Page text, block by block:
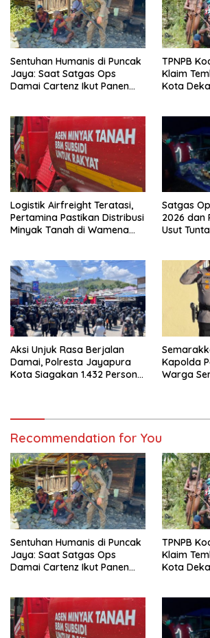
Sentuhan Humanis di Puncak
Jaya: Saat Satgas Ops
Damai Cartenz Ikut Panen
TPNPB
Klaim
Kota
Logistik Airfreight Teratasi,
Pertamina Pastikan Distribusi
Minyak Tanah di Wamena
Satgas
2026 dan
Usut
Aksi Unjuk Rasa Berjalan
Damai, Polresta Jayapura
Kota Siagakan 1.432 Personel
Kapolda
Warga
Recommendation for You
Sentuhan Humanis di Puncak
Jaya: Saat Satgas Ops
Damai Cartenz Ikut Panen
TPNPB
Klaim
Kota